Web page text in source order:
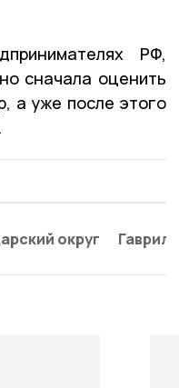
РФ,
сначала оценить
а уже после этого
округ